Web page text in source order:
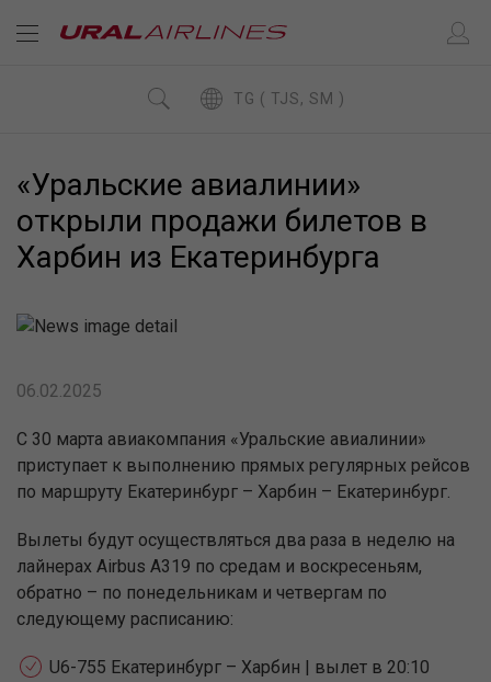
TG ( TJS, SM )
«Уральские авиалинии»
открыли продажи билетов в
Харбин из Екатеринбурга
06.02.2025
С 30 марта авиакомпания «Уральские авиалинии»
приступает к выполнению прямых регулярных рейсов
по маршруту Екатеринбург – Харбин – Екатеринбург.
Вылеты будут осуществляться два раза в неделю на
лайнерах Airbus A319 по средам и воскресеньям,
обратно – по понедельникам и четвергам по
следующему расписанию:
U6-755 Екатеринбург – Харбин | вылет в 20:10